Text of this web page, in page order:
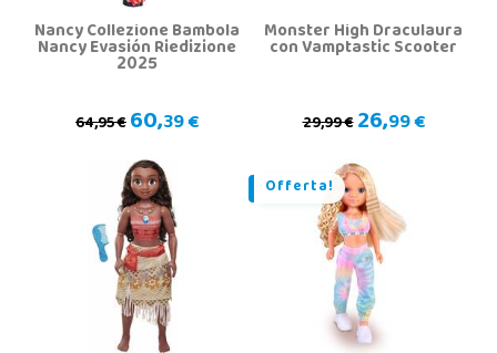
Nancy Collezione Bambola
Nancy Evasión Riedizione
2025
64,95 €60,39 €
Monster High Draculaura
con Vamptastic Scooter
29,99 €26,99 €
Offerta!